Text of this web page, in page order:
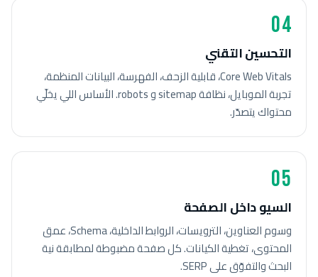
04
التحسين التقني
Core Web Vitals، قابلية الزحف، الفهرسة، البيانات المنظمة،
تجربة الموبايل، نظافة sitemap و robots. الأساس اللي يخلّي
محتواك يتصدّر.
05
السيو داخل الصفحة
وسوم العناوين، الترويسات، الروابط الداخلية، Schema، عمق
المحتوى، تغطية الكيانات. كل صفحة مضبوطة لمطابقة نية
البحث والتفوّق على SERP.